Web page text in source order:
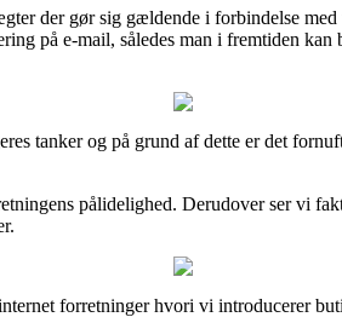
der gør sig gældende i forbindelse
på e-mail, således man i fremtiden
tanker og på grund af dette er det
pålidelighed. Derudover ser vi
forretninger hvori vi introducerer